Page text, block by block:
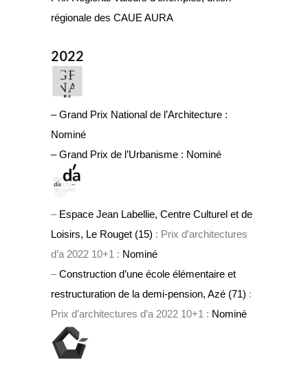
régionale des CAUE AURA
2022
– Grand Prix National de l’Architecture :
Nominé
– Grand Prix de l’Urbanisme : Nominé
– Espace Jean Labellie, Centre Culturel et de
Loisirs, Le Rouget (15) : Prix d’architectures
d’a 2022 10+1 : Nominé
–Construction d’une école élémentaire et
restructuration de la demi-pension, Azé (71) :
Prix d’architectures d’a 2022 10+1 : Nominé